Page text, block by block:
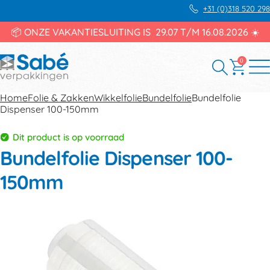
+31 (0)318 520 298
📦 ONZE VAKANTIESLUITING IS 29.07 T/M 16.08.2026 ☀️
0
HomeFolie & ZakkenWikkelfolieBundelfolieBundelfolie
Dispenser 100-150mm
Dit product is op voorraad
Bundelfolie Dispenser 100-
150mm